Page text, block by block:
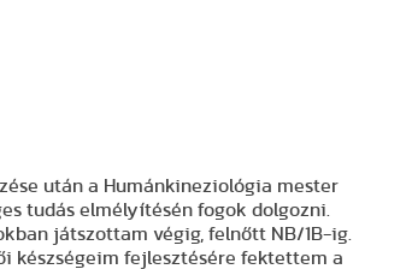
után a Humánkineziológia mester
tudás elmélyítésén fogok dolgozni.
játszottam végig, felnőtt NB/1B-ig.
készségeim fejlesztésére fektettem a